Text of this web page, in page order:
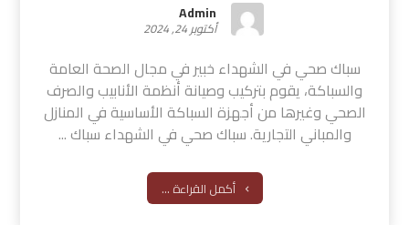
Admin
أكتوبر 24, 2024
سباك صحي في الشهداء خبير في مجال الصحة العامة
والسباكة، يقوم بتركيب وصيانة أنظمة الأنابيب والصرف
الصحي وغيرها من أجهزة السباكة الأساسية في المنازل
والمباني التجارية. سباك صحي في الشهداء سباك ...
أكمل القراءة ...